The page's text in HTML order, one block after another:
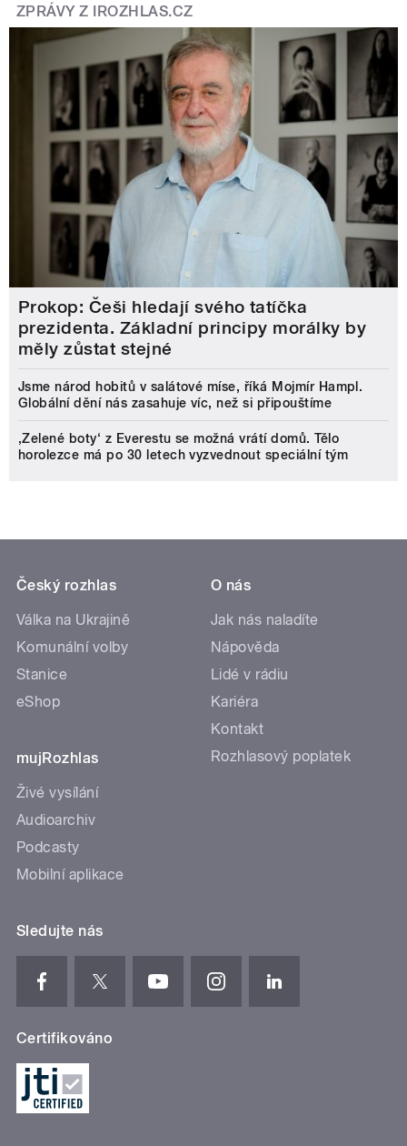
ZPRÁVY Z IROZHLAS.CZ
Prokop: Češi hledají svého tatíčka
prezidenta. Základní principy morálky by
měly zůstat stejné
Jsme národ hobitů v salátové míse, říká Mojmír Hampl.
Globální dění nás zasahuje víc, než si připouštíme
‚Zelené boty‘ z Everestu se možná vrátí domů. Tělo
horolezce má po 30 letech vyzvednout speciální tým
Český rozhlas
Válka na Ukrajině
Komunální volby
Stanice
eShop
mujRozhlas
Živé vysílání
Audioarchiv
Podcasty
Mobilní aplikace
O nás
Jak nás naladíte
Nápověda
Lidé v rádiu
Kariéra
Kontakt
Rozhlasový poplatek
Sledujte nás
Certifikováno